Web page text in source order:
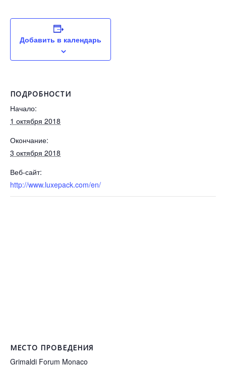
Добавить в календарь
ПОДРОБНОСТИ
Начало:
1 октября 2018
Окончание:
3 октября 2018
Веб-сайт:
http://www.luxepack.com/en/
МЕСТО ПРОВЕДЕНИЯ
Grimaldi Forum Monaco